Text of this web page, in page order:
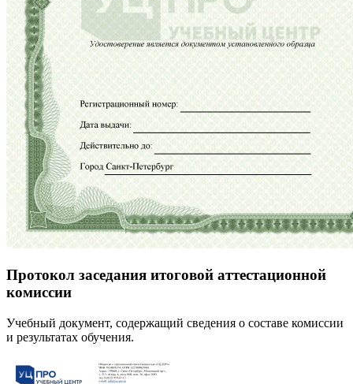
Протокол заседания итоговой аттестационной
комиссии
Учебный документ, содержащий сведения о составе комиссии
и результатах обучения.